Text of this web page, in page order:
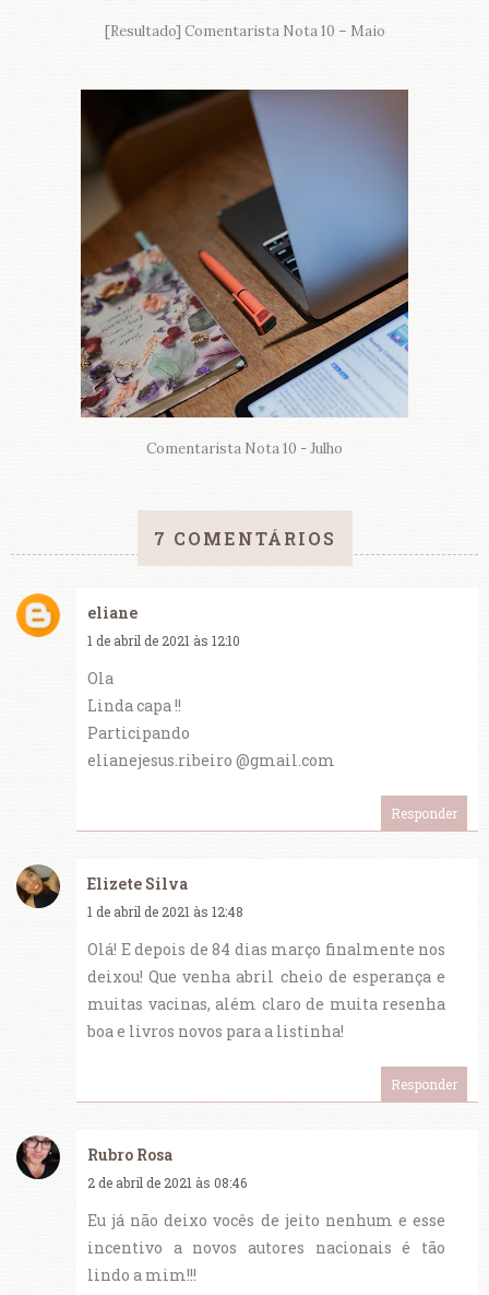
[Resultado] Comentarista Nota 10 – Maio
Comentarista Nota 10 - Julho
7 COMENTÁRIOS
eliane
1 de abril de 2021 às 12:10
Ola
Linda capa !!
Participando
elianejesus.ribeiro @gmail.com
Responder
Elizete Silva
1 de abril de 2021 às 12:48
Olá! E depois de 84 dias março finalmente nos
deixou! Que venha abril cheio de esperança e
muitas vacinas, além claro de muita resenha
boa e livros novos para a listinha!
Responder
Rubro Rosa
2 de abril de 2021 às 08:46
Eu já não deixo vocês de jeito nenhum e esse
incentivo a novos autores nacionais é tão
lindo a mim!!!